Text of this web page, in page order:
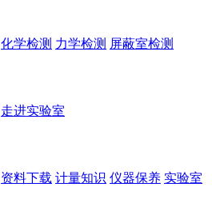
化学检测 力学检测 屏蔽室检测
走进实验室
资料下载 计量知识 仪器保养 实验室